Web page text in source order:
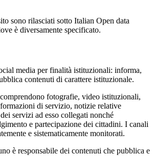
sono rilasciati sotto Italian Open data
è diversamente specificato.
media per finalità istituzionali: informa,
contenuti di carattere istituzionale.
fotografie, video istituzionali,
di servizio, notizie relative
servizi ad esso collegati nonché
e partecipazione dei cittadini. I canali
e sistematicamente monitorati.
è responsabile dei contenuti che pubblica e